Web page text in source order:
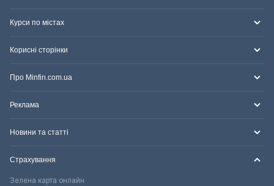
Курси по містах
Корисні сторінки
Про Minfin.com.ua
Реклама
Новини та статті
Страхування
Зелена карта онлайн